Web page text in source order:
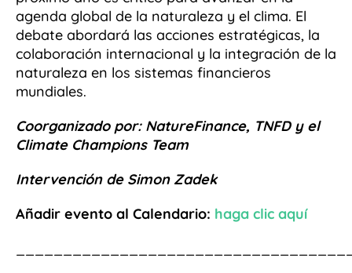
agenda global de la naturaleza y el clima. El
debate abordará las acciones estratégicas, la
colaboración internacional y la integración de la
naturaleza en los sistemas financieros
mundiales.
Coorganizado por: NatureFinance, TNFD y el
Climate Champions Team
Intervención de Simon Zadek
Añadir evento al Calendario: haga clic aquí